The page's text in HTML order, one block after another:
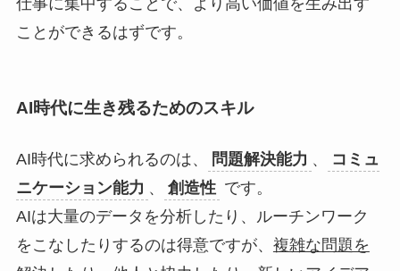
ことができるはずです。
AI時代に生き残るためのスキル
AI時代に求められるのは、 問題解決能力 、
コミュ
ニケーション能力 、 創造性 です。
AIは大量のデータを分析したり、ルーチンワーク
をこなしたりするのは得意ですが、 複雑な問題を